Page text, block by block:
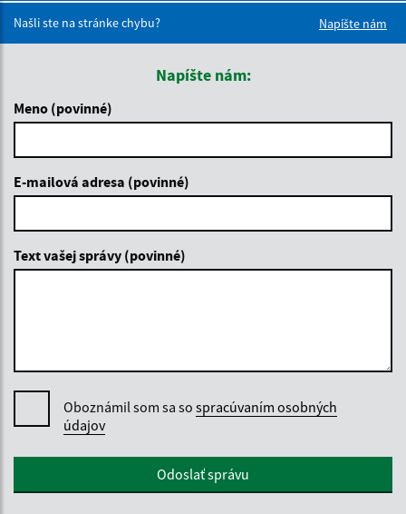
Našli ste na stránke chybu?
Napíšte nám
Napíšte nám:
Meno (povinné)
E-mailová adresa (povinné)
Text vašej správy (povinné)
Oboznámil som sa so spracúvaním osobných
údajov
Google reCaptcha ResponseOdoslať správu